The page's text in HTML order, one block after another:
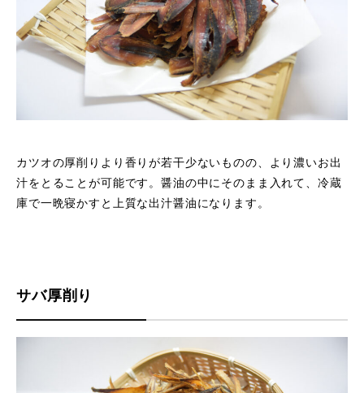
カツオの厚削りより香りが若干少ないものの、より濃いお出
汁をとることが可能です。醤油の中にそのまま入れて、冷蔵
庫で一晩寝かすと上質な出汁醤油になります。
サバ厚削り